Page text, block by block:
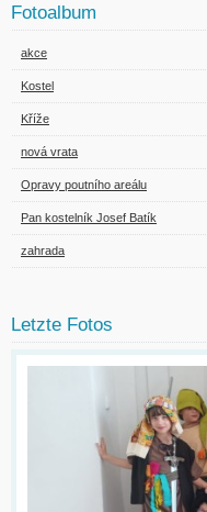
Fotoalbum
akce
Kostel
Kříže
nová vrata
Opravy poutního areálu
Pan kostelník Josef Batík
zahrada
Letzte Fotos